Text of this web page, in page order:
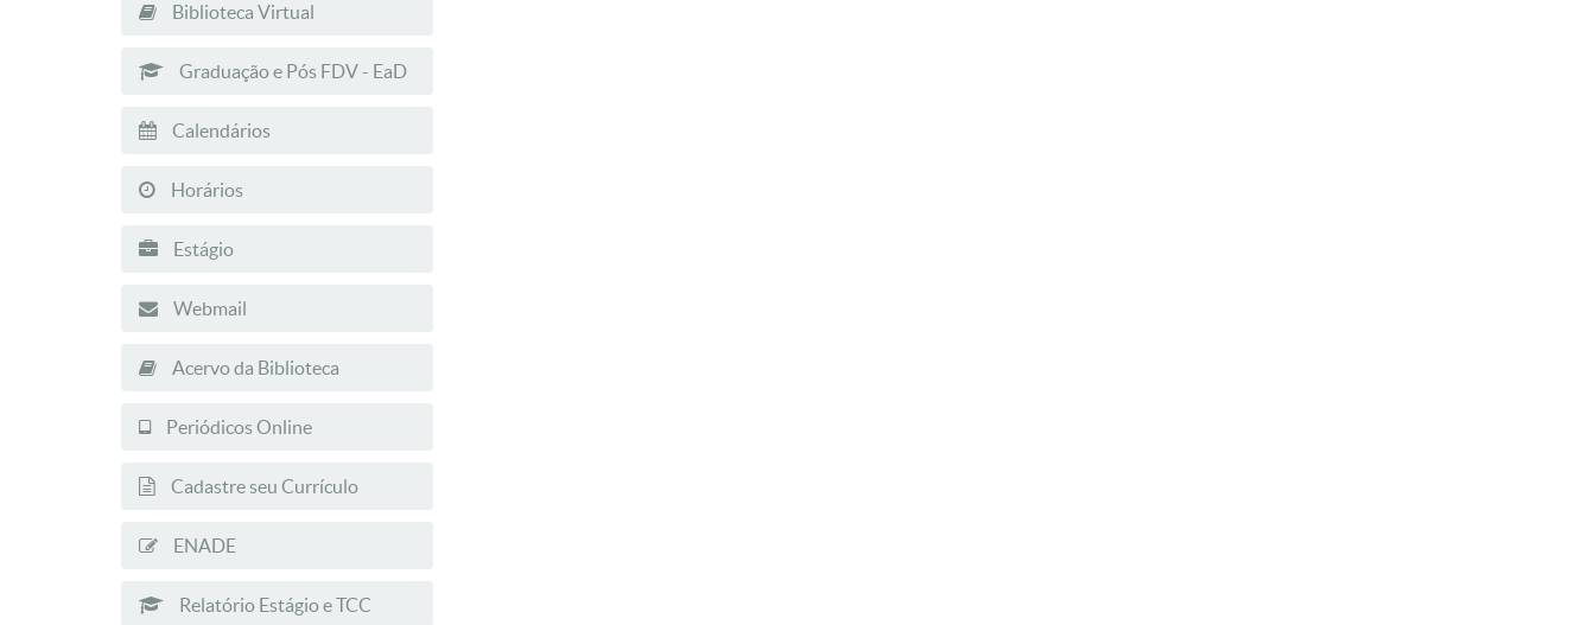
Biblioteca Virtual
Graduação e Pós FDV - EaD
Calendários
Horários
Estágio
Webmail
Acervo da Biblioteca
Periódicos Online
Cadastre seu Currículo
ENADE
Relatório Estágio e TCC